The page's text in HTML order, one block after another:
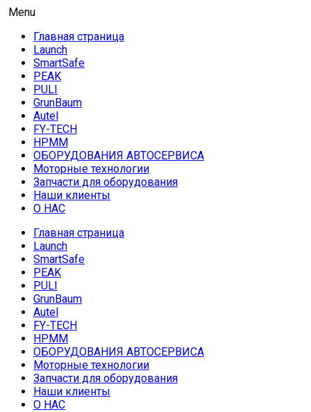
Skip
content
AUTO HOUSE
Launch в Армении,Launch Armenia
Menu
Главная страница
Launch
SmartSafe
PEAK
PULI
GrunBaum
Autel
FY-TECH
HPMM
ОБОРУДОВАНИЯ АВТОСЕРВИСА
Моторные технологии
Запчасти для оборудования
Наши клиенты
О НАС
Главная страница
Launch
SmartSafe
PEAK
PULI
GrunBaum
Autel
FY-TECH
HPMM
ОБОРУДОВАНИЯ АВТОСЕРВИСА
Моторные технологии
Запчасти для оборудования
Наши клиенты
О НАС